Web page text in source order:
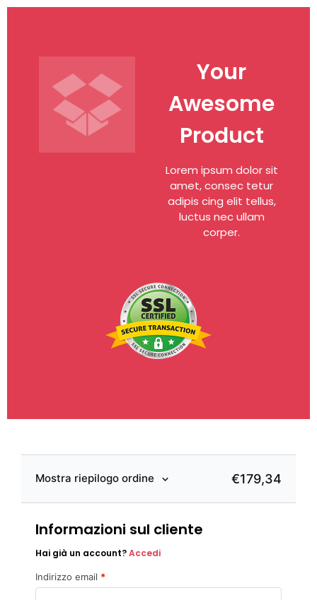
Your
Awesome
Product
Lorem ipsum dolor sit
amet, consec tetur
adipis cing elit tellus,
luctus nec ullam
corper.
Mostra riepilogo ordine €179,34
Informazioni sul cliente
Hai già un account?Accedi
Indirizzo email *